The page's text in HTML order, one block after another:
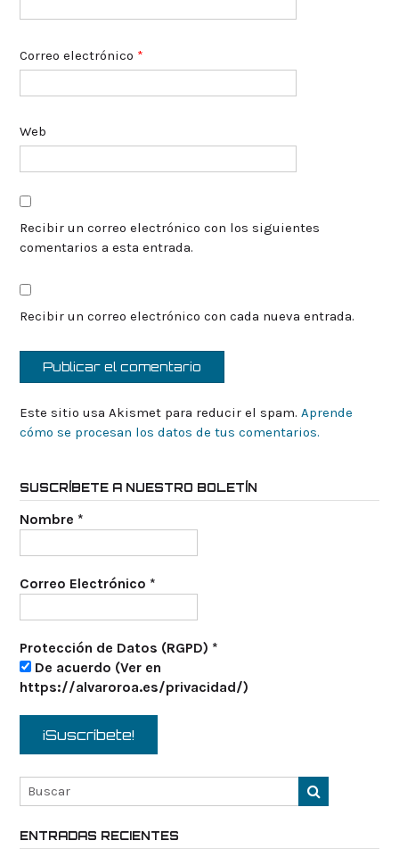
Correo electrónico *
Web
Recibir un correo electrónico con los siguientes
comentarios a esta entrada.
Recibir un correo electrónico con cada nueva entrada.
Este sitio usa Akismet para reducir el spam. Aprende
cómo se procesan los datos de tus comentarios.
SUSCRÍBETE A NUESTRO BOLETÍN
Nombre *
Correo Electrónico *
Protección de Datos (RGPD) *
De acuerdo (Ver en
https://alvaroroa.es/privacidad/)
ENTRADAS RECIENTES